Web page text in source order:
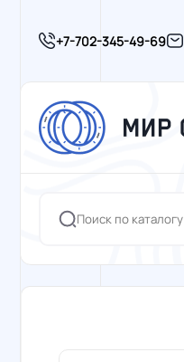
+7-702-345-49-69